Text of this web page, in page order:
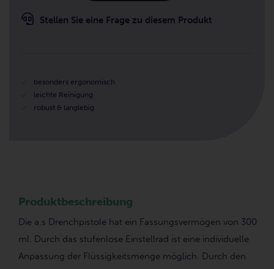
Stellen Sie eine Frage zu diesem Produkt
besonders ergonomisch
leichte Reinigung
robust & langlebig
Produktbeschreibung
Die a.s Drenchpistole hat ein Fassungsvermögen von 300
ml. Durch das stufenlose Einstellrad ist eine individuelle
Anpassung der Flüssigkeitsmenge möglich. Durch den